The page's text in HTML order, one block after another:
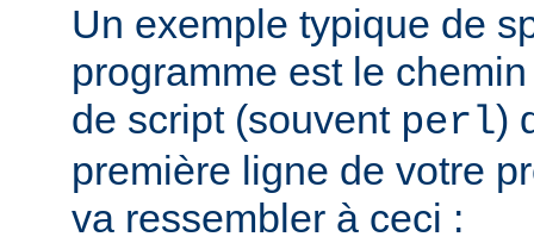
Un exemple typique de
programme est le
de script (souvent perl)
première ligne de votre
va ressembler à ceci :